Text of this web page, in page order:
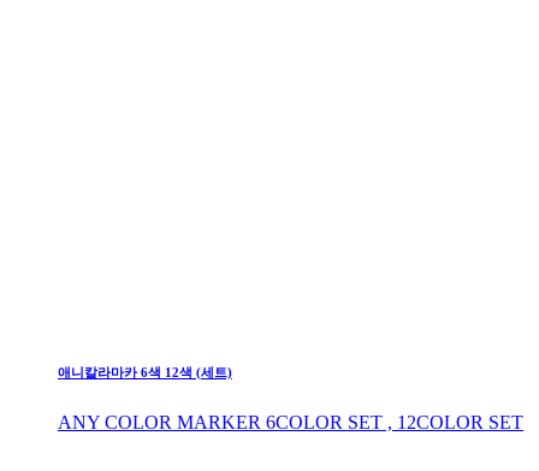
애니칼라마카 6색 12색 (세트)
ANY COLOR MARKER 6COLOR SET , 12COLOR SET